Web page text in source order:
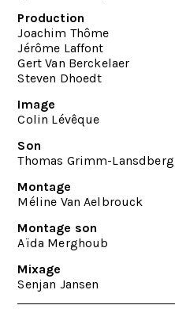
Production
Joachim Thôme
Jérôme Laffont
Gert Van Berckelaer
Steven Dhoedt
Image
Colin Lévêque
Son
Thomas Grimm-Lansdberg
Montage
Méline Van Aelbrouck
Montage son
Aïda Merghoub
Mixage
Senjan Jansen